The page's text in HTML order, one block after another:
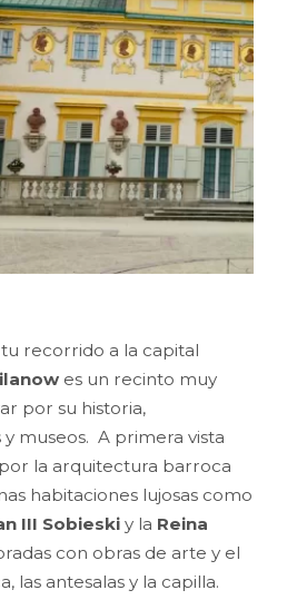
recorrido a la capital
es un recinto muy
por su historia,
museos. A primera vista
la arquitectura barroca
habitaciones lujosas como
III Sobieski y la Reina
con obras de arte y el
las antesalas y la capilla.